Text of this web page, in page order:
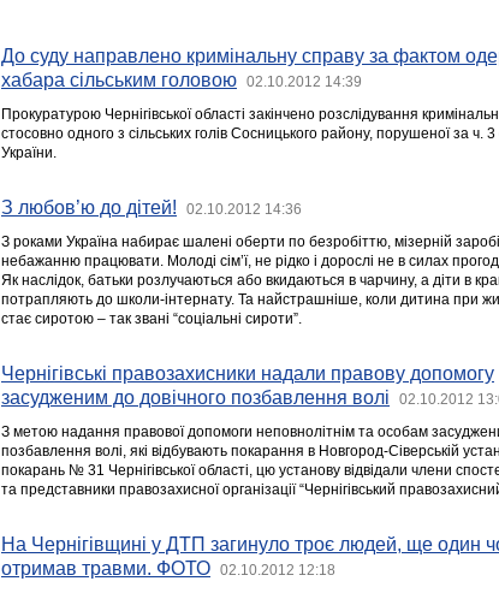
До суду направлено кримінальну справу за фактом
хабара сільським головою
02.10.2012 14:39
Прокуратурою Чернігівської області закінчено розслідування
стосовно одного з сільських голів Сосницького району, порушеної за ч.
України.
З любов’ю до дітей! 02.10.2012 14:36
З роками Україна набирає шалені оберти по безробіттю, мізерній
небажанню працювати. Молоді сім’ї, не рідко і дорослі не в силах
Як наслідок, батьки розлучаються або вкидаються в чарчину, а діти в
потрапляють до школи-інтернату. Та найстрашніше, коли дитина при
стає сиротою – так звані “соціальні сироти”.
Чернігівські правозахисники надали правову допомогу
засудженим до довічного позбавлення волі
02.10.2012
З метою надання правової допомоги неповнолітнім та особам
позбавлення волі, які відбувають покарання в Новгород-Сіверській
покарань № 31 Чернігівської області, цю установу відвідали члени
та представники правозахисної організації “Чернігівський
На Чернігівщині у ДТП загинуло троє людей, ще один
отримав травми. ФОТО
02.10.2012 12:18